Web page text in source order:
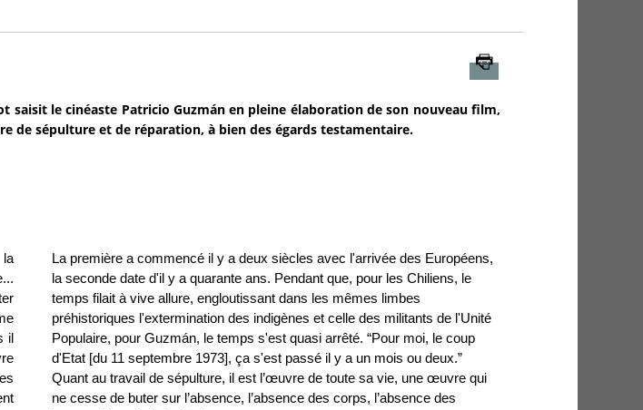
saisit le cinéaste Patricio Guzmán en pleine élaboration de son nouveau film,
de sépulture et de réparation, à bien des égards testamentaire.
il
La première a commencé il y a deux siècles avec l'arrivée des Européens,
la seconde date d'il y a quarante ans. Pendant que, pour les Chiliens, le
temps filait à vive allure, engloutissant dans les mêmes limbes
préhistoriques l'extermination des indigènes et celle des militants de l'Unité
Populaire, pour Guzmán, le temps s'est quasi arrêté. “Pour moi, le coup
d'Etat [du 11 septembre 1973], ça s'est passé il y a un mois ou deux.”
Quant au travail de sépulture, il est l’œuvre de toute sa vie, une œuvre qui
ne cesse de buter sur l’absence, l’absence des corps, l’absence des